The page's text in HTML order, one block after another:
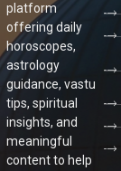
platform
offering daily
horoscopes,
astrology
guidance, vastu
tips, spiritual
insights, and
meaningful
content to help